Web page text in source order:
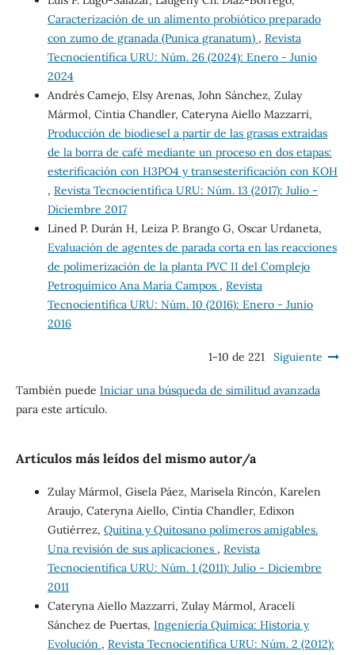
Caracterización de un alimento probiótico preparado
con zumo de granada (Punica granatum) , Revista
Tecnocientífica URU: Núm. 26 (2024): Enero - Junio
2024
Andrés Camejo, Elsy Arenas, John Sánchez, Zulay
Mármol, Cintia Chandler, Cateryna Aiello Mazzarri,
Producción de biodiesel a partir de las grasas extraídas
de la borra de café mediante un proceso en dos etapas:
esterificación con H3PO4 y transesterificación con KOH
, Revista Tecnocientífica URU: Núm. 13 (2017): Julio -
Diciembre 2017
Lined P. Durán H, Leiza P. Brango G, Oscar Urdaneta,
Evaluación de agentes de parada corta en las reacciones
de polimerización de la planta PVC II del Complejo
Petroquímico Ana María Campos , Revista
Tecnocientífica URU: Núm. 10 (2016): Enero - Junio
2016
1-10 de 221 Siguiente
También puede Iniciar una búsqueda de similitud avanzada
para este artículo.
Artículos más leídos del mismo autor/a
Zulay Mármol, Gisela Páez, Marisela Rincón, Karelen
Araujo, Cateryna Aiello, Cintia Chandler, Edixon
Gutiérrez, Quitina y Quitosano polímeros amigables.
Una revisión de sus aplicaciones , Revista
Tecnocientífica URU: Núm. 1 (2011): Julio - Diciembre
2011
Cateryna Aiello Mazzarri, Zulay Mármol, Araceli
Sánchez de Puertas, Ingeniería Química: Historia y
Evolución , Revista Tecnocientífica URU: Núm. 2 (2012):